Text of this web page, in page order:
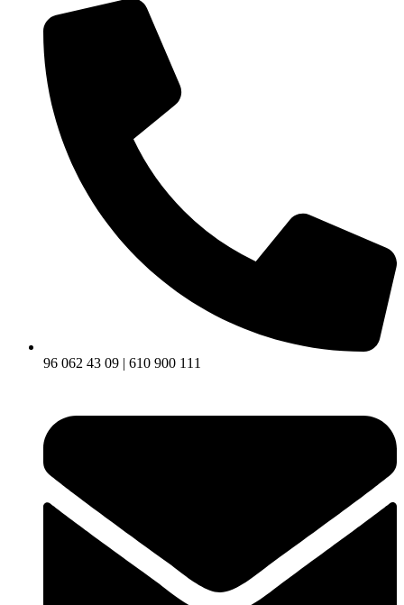
96 062 43 09 | 610 900 111